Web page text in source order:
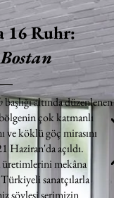
16 Ruhr:
başlığı altında düzenlenen
çok katmanlı
ve köklü göç mirasını
Haziran'da açıldı.
üretimlerini mekâna
sanatçılarla
söyleşi serimizin